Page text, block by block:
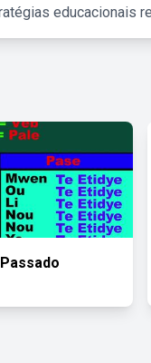
educacionais